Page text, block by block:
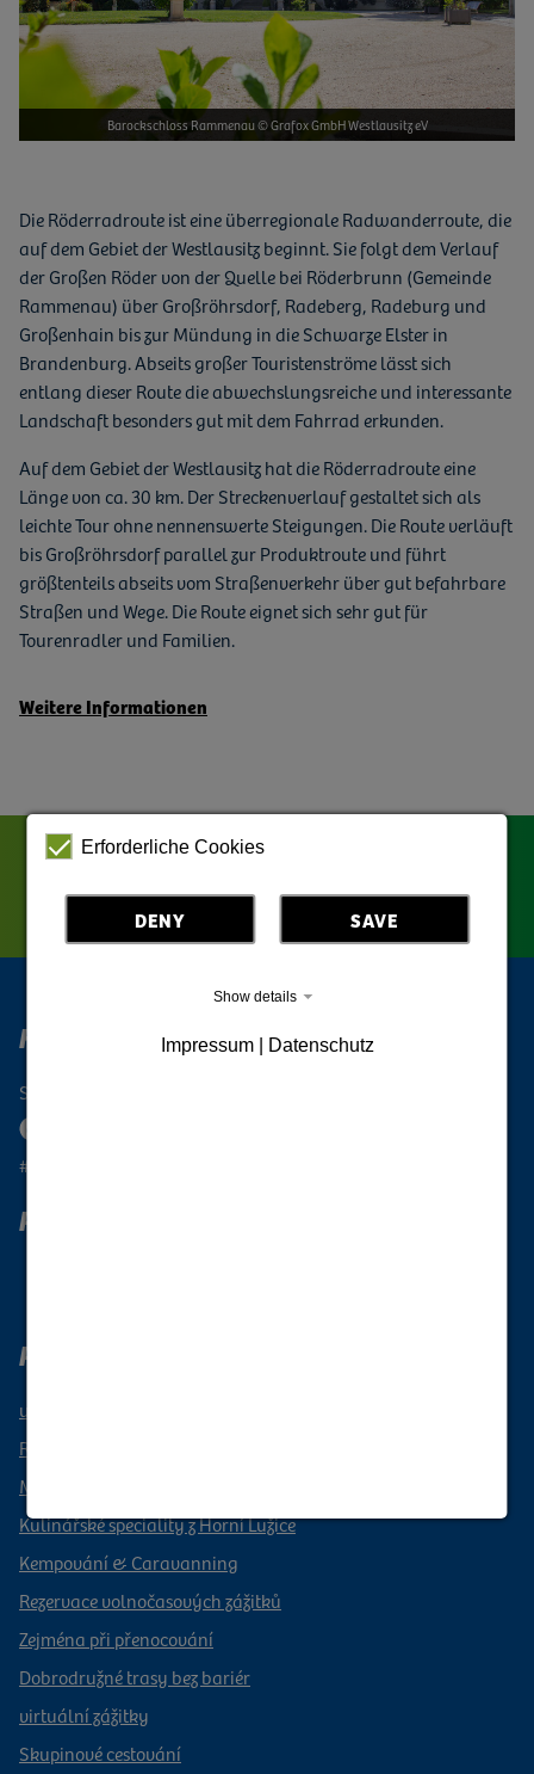
Barockschloss Rammenau © Grafox GmbH Westlausitz eV
Die Röderradroute ist eine überregionale Radwanderroute, die
auf dem Gebiet der Westlausitz beginnt. Sie folgt dem Verlauf
der Großen Röder von der Quelle bei Röderbrunn (Gemeinde
Rammenau) über Großröhrsdorf, Radeberg, Radeburg und
Großenhain bis zur Mündung in die Schwarze Elster in
Brandenburg. Abseits großer Touristenströme lässt sich
entlang dieser Route die abwechslungsreiche und interessante
Landschaft besonders gut mit dem Fahrrad erkunden.
Auf dem Gebiet der Westlausitz hat die Röderradroute eine
Länge von ca. 30 km. Der Streckenverlauf gestaltet sich als
leichte Tour ohne nennenswerte Steigungen. Die Route verläuft
bis Großröhrsdorf parallel zur Produktroute und führt
größtenteils abseits vom Straßenverkehr über gut befahrbare
Straßen und Wege. Die Route eignet sich sehr gut für
Tourenradler und Familien.
Weitere Informationen
Horní Lužice Digital
Sledujte Oberlausitz
#oberlausitzunique
Putování Horní Lužicí
Prázdninový region Horní Lužice
události
Rezervujte si dovolenou
Mobilní přes Horní Lužici
Kulinářské speciality z Horní Lužice
Kempování & Caravanning
Rezervace volnočasových zážitků
Zejména při přenocování
Dobrodružné trasy bez bariér
virtuální zážitky
Skupinové cestování
Erforderliche Cookies
DENY SAVE
Show details
Impressum | Datenschutz